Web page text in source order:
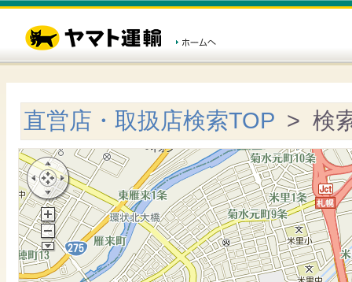
直営店・取扱店検索TOP > 検